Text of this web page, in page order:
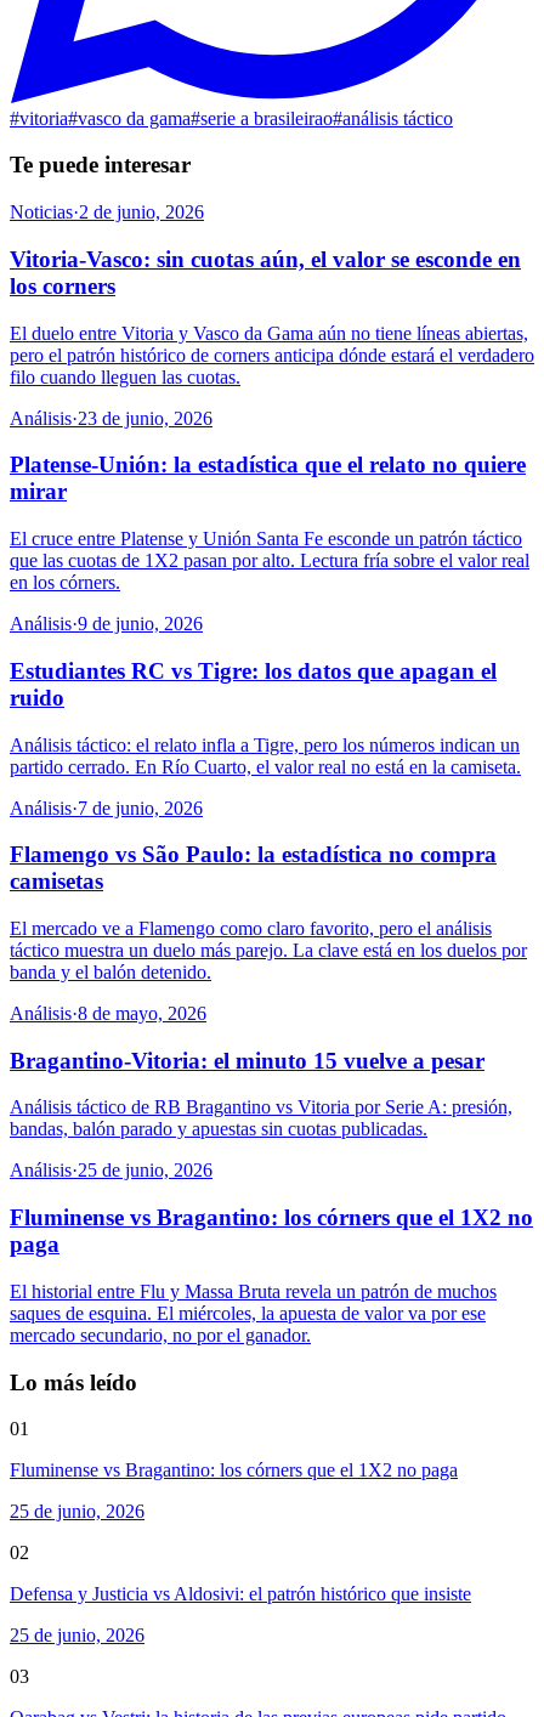
#vitoria#vasco da gama#serie a brasileirao#análisis táctico
Te puede interesar
Noticias·2 de junio, 2026
Vitoria-Vasco: sin cuotas aún, el valor se esconde en
los corners
El duelo entre Vitoria y Vasco da Gama aún no tiene líneas abiertas,
pero el patrón histórico de corners anticipa dónde estará el verdadero
filo cuando lleguen las cuotas.
Análisis·23 de junio, 2026
Platense-Unión: la estadística que el relato no quiere
mirar
El cruce entre Platense y Unión Santa Fe esconde un patrón táctico
que las cuotas de 1X2 pasan por alto. Lectura fría sobre el valor real
en los córners.
Análisis·9 de junio, 2026
Estudiantes RC vs Tigre: los datos que apagan el
ruido
Análisis táctico: el relato infla a Tigre, pero los números indican un
partido cerrado. En Río Cuarto, el valor real no está en la camiseta.
Análisis·7 de junio, 2026
Flamengo vs São Paulo: la estadística no compra
camisetas
El mercado ve a Flamengo como claro favorito, pero el análisis
táctico muestra un duelo más parejo. La clave está en los duelos por
banda y el balón detenido.
Análisis·8 de mayo, 2026
Bragantino-Vitoria: el minuto 15 vuelve a pesar
Análisis táctico de RB Bragantino vs Vitoria por Serie A: presión,
bandas, balón parado y apuestas sin cuotas publicadas.
Análisis·25 de junio, 2026
Fluminense vs Bragantino: los córners que el 1X2 no
paga
El historial entre Flu y Massa Bruta revela un patrón de muchos
saques de esquina. El miércoles, la apuesta de valor va por ese
mercado secundario, no por el ganador.
Lo más leído
01
Fluminense vs Bragantino: los córners que el 1X2 no paga
25 de junio, 2026
02
Defensa y Justicia vs Aldosivi: el patrón histórico que insiste
25 de junio, 2026
03